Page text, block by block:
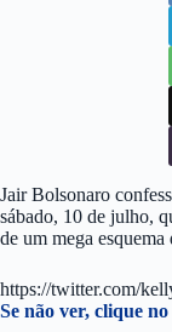
Jair Bolsonaro
sábado, 10 de julho,
de um mega
https://twitter.com/
Se não ver, clique no